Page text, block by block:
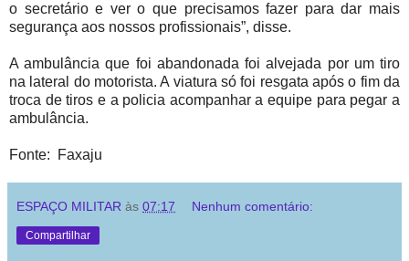
o secretário e ver o que precisamos fazer para dar mais
segurança aos nossos profissionais”, disse.
A ambulância que foi abandonada foi alvejada por um tiro
na lateral do motorista. A viatura só foi resgata após o fim da
troca de tiros e a policia acompanhar a equipe para pegar a
ambulância.
Fonte: Faxaju
ESPAÇO MILITAR às 07:17 Nenhum comentário:
Compartilhar